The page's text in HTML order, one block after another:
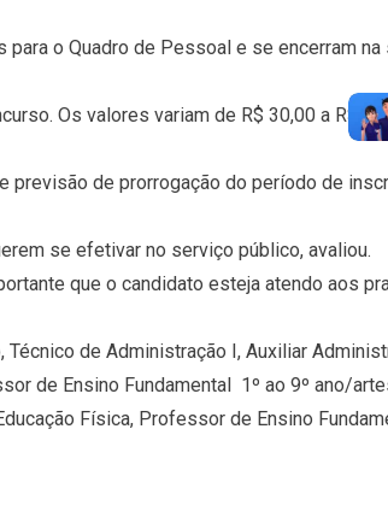
o Quadro de Pessoal e se encerram
Os valores variam de R$ 30,00 a R$
de prorrogação do período de
se efetivar no serviço público, avaliou.
que o candidato esteja atendo aos
de Administração I, Auxiliar
de Ensino Fundamental  1º ao 9º ano/
Física, Professor de Ensino